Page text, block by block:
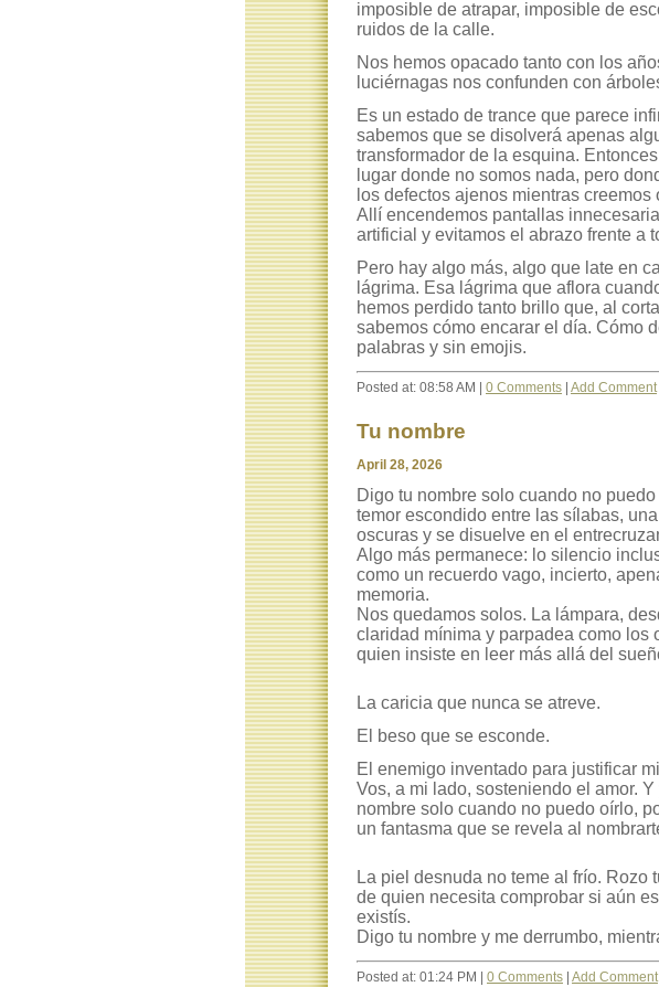
imposible de atrapar, imposible de
ruidos de la calle.
Nos hemos opacado tanto con los
luciérnagas nos confunden con
Es un estado de trance que parece
sabemos que se disolverá apenas
transformador de la esquina.
lugar donde no somos nada, pero
los defectos ajenos mientras creemos
Allí encendemos pantallas
artificial y evitamos el abrazo frente a
Pero hay algo más, algo que late en
lágrima. Esa lágrima que aflora
hemos perdido tanto brillo que, al
sabemos cómo encarar el día. Cómo
palabras y sin emojis.
Posted at: 08:58 AM | 0 Comments Add Comment|
Tu nombre
April 28, 2026
Digo tu nombre solo cuando no
temor escondido entre las sílabas,
oscuras y se disuelve en el
Algo más permanece: lo silencio
como un recuerdo vago, incierto,
memoria.
Nos quedamos solos. La lámpara,
claridad mínima y parpadea como los
quien insiste en leer más allá del
La caricia que nunca se atreve.
El beso que se esconde.
El enemigo inventado para justificar
Vos, a mi lado, sosteniendo el amor.
nombre solo cuando no puedo oírlo,
un fantasma que se revela al
La piel desnuda no teme al frío. Rozo
de quien necesita comprobar si aún
existís.
Digo tu nombre y me derrumbo,
Posted at: 01:24 PM | 0 Comments Add Comment|